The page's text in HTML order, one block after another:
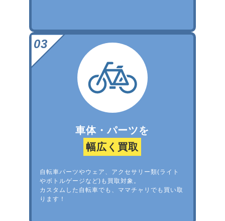
車体・パーツを
幅広く買取
自転車パーツやウェア、アクセサリー類(ライト
やボトルゲージなど)も買取対象。
カスタムした自転車でも、ママチャリでも買い取
ります！